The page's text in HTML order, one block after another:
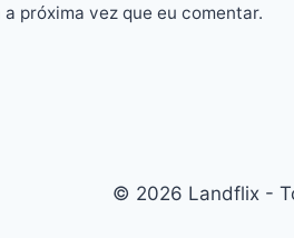
próxima vez que eu comentar.
© 2026 Landflix -